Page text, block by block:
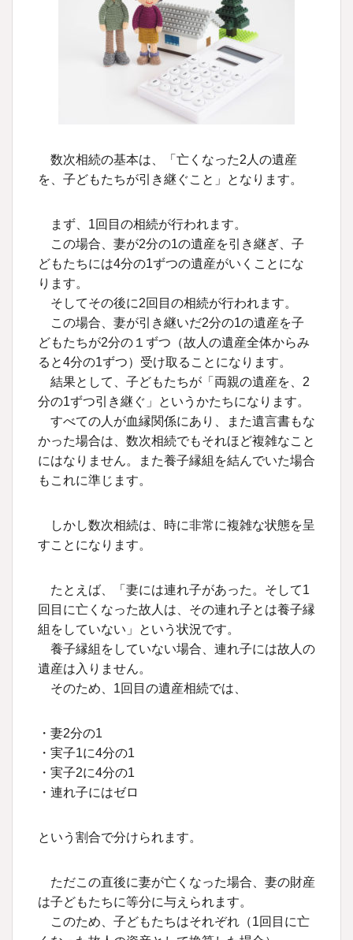
数次相続の基本は、「亡くなった2人の遺産
を、子どもたちが引き継ぐこと」となります。
まず、1回目の相続が行われます。
この場合、妻が2分の1の遺産を引き継ぎ、子
どもたちには4分の1ずつの遺産がいくことにな
ります。
そしてその後に2回目の相続が行われます。
この場合、妻が引き継いだ2分の1の遺産を子
どもたちが2分の１ずつ（故人の遺産全体からみ
ると4分の1ずつ）受け取ることになります。
結果として、子どもたちが「両親の遺産を、2
分の1ずつ引き継ぐ」というかたちになります。
すべての人が血縁関係にあり、また遺言書もな
かった場合は、数次相続でもそれほど複雑なこと
にはなりません。また養子縁組を結んでいた場合
もこれに準じます。
しかし数次相続は、時に非常に複雑な状態を呈
すことになります。
たとえば、「妻には連れ子があった。そして1
回目に亡くなった故人は、その連れ子とは養子縁
組をしていない」という状況です。
養子縁組をしていない場合、連れ子には故人の
遺産は入りません。
そのため、1回目の遺産相続では、
・妻2分の1
・実子1に4分の1
・実子2に4分の1
・連れ子にはゼロ
という割合で分けられます。
ただこの直後に妻が亡くなった場合、妻の財産
は子どもたちに等分に与えられます。
このため、子どもたちはそれぞれ（1回目に亡